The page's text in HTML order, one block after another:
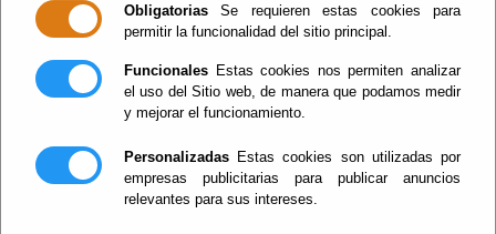
Obligatorias Se requieren estas cookies para
permitir la funcionalidad del sitio principal.
Funcionales Estas cookies nos permiten analizar
el uso del Sitio web, de manera que podamos medir
y mejorar el funcionamiento.
Personalizadas Estas cookies son utilizadas por
empresas publicitarias para publicar anuncios
relevantes para sus intereses.
Actualidad -
Teletipos
VENTANILLA ÚNICA FONDOS EUROPEOS